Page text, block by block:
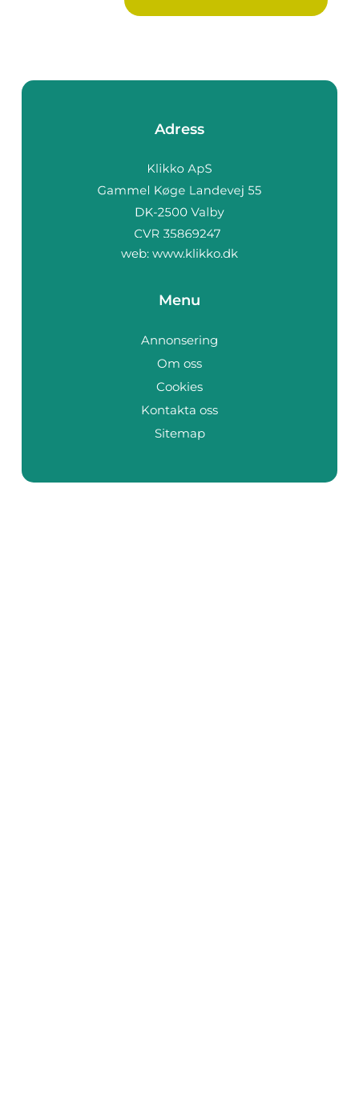
Adress
web: www.klikko.dk
Menu
Annonsering
Om oss
Cookies
Kontakta oss
Sitemap